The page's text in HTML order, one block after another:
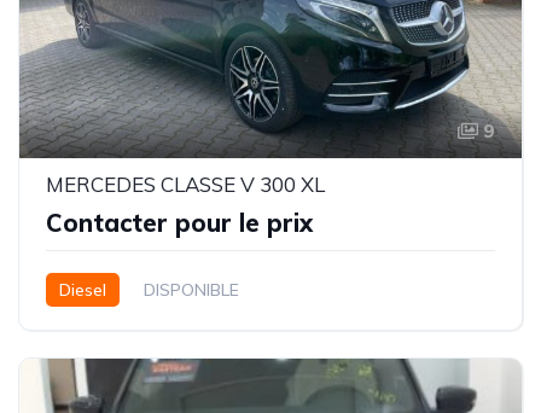
9
MERCEDES CLASSE V 300 XL
Contacter pour le prix
Diesel DISPONIBLE